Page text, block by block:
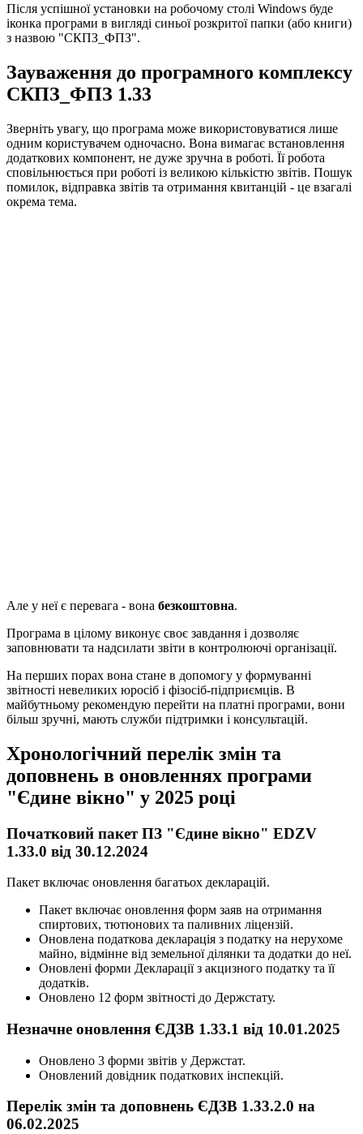
Після успішної установки на робочому столі Windows буде
іконка програми в вигляді синьої розкритої папки (або книги)
з назвою "СКПЗ_ФПЗ".
Зауваження до програмного комплексу
СКПЗ_ФПЗ 1.33
Зверніть увагу, що програма може використовуватися лише
одним користувачем одночасно. Вона вимагає встановлення
додаткових компонент, не дуже зручна в роботі. Її робота
сповільнюється при роботі із великою кількістю звітів. Пошук
помилок, відправка звітів та отримання квитанцій - це взагалі
окрема тема.
Але у неї є перевага - вона безкоштовна.
Програма в цілому виконує своє завдання і дозволяє
заповнювати та надсилати звіти в контролюючі організації.
На перших порах вона стане в допомогу у формуванні
звітності невеликих юросіб і фізосіб-підприємців. В
майбутньому рекомендую перейти на платні програми, вони
більш зручні, мають служби підтримки і консультацій.
Хронологічний перелік змін та
доповнень в оновленнях програми
"Єдине вікно" у 2025 році
Початковий пакет ПЗ "Єдине вікно" EDZV
1.33.0 від 30.12.2024
Пакет включає оновлення багатьох декларацій.
Пакет включає оновлення форм заяв на отримання
спиртових, тютюнових та паливних ліцензій.
Оновлена податкова декларація з податку на нерухоме
майно, відмінне від земельної ділянки та додатки до неї.
Оновлені форми Декларації з акцизного податку та її
додатків.
Оновлено 12 форм звітності до Держстату.
Незначне оновлення ЄДЗВ 1.33.1 від 10.01.2025
Оновлено 3 форми звітів у Держстат.
Оновлений довідник податкових інспекцій.
Перелік змін та доповнень ЄДЗВ 1.33.2.0 на
06.02.2025